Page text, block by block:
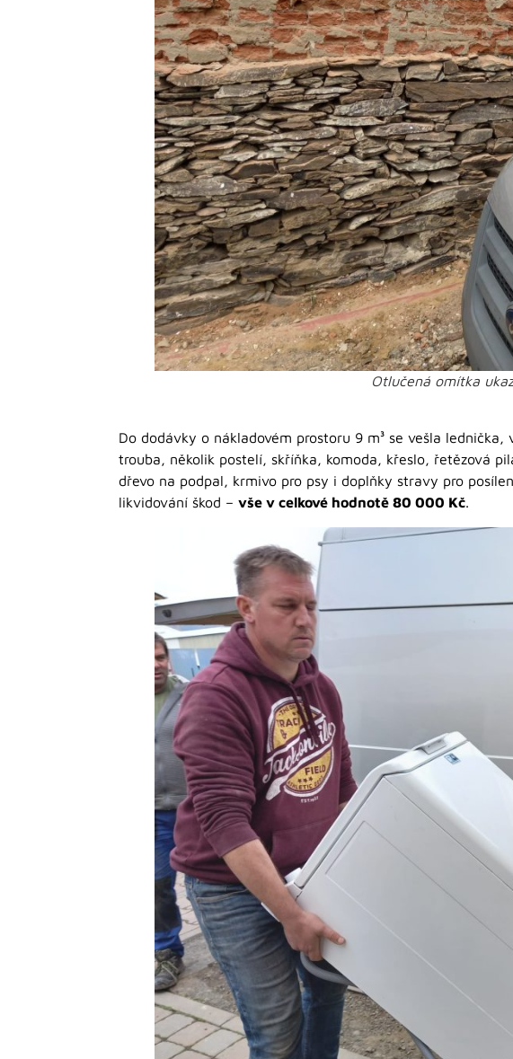
Otlučená omítka
Do dodávky o nákladovém prostoru 9 m³ se vešla
trouba, několik postelí, skříňka, komoda, křeslo, řetězová
dřevo na podpal, krmivo pro psy i doplňky stravy pro
likvidování škod – vše v celkové hodnotě 80 000 Kč.